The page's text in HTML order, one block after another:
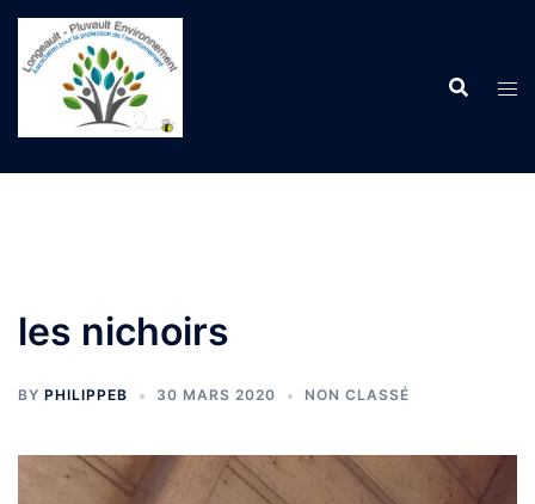
Aller
contenu
les nichoirs
BY PHILIPPEB 30 MARS 2020 NON CLASSÉ